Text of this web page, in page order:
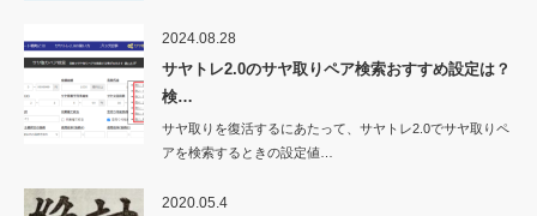
2024.08.28
サヤトレ2.0のサヤ取りペア検索おすすめ設定は？
検…
サヤ取りを復活するにあたって、サヤトレ2.0でサヤ取りペ
アを検索するときの設定値…
2020.05.4